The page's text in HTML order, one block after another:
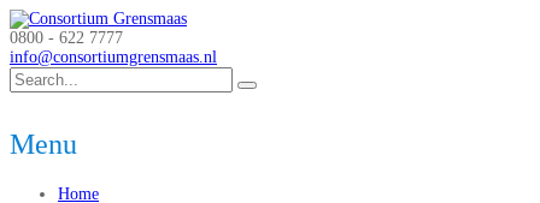
0800 - 622 7777
info@consortiumgrensmaas.nl
Menu
Home